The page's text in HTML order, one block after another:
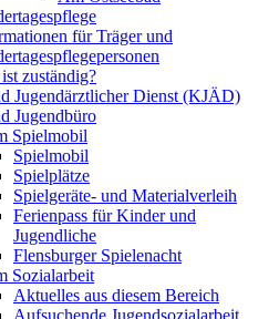
für Träger und
zuständig?
Jugendärztlicher Dienst (KJÄD)
Jugendbüro
Spielmobil
Spielmobil
Spielplätze
Spielgeräte- und Materialverleih
Ferienpass für Kinder und
Jugendliche
Flensburger Spielenacht
Sozialarbeit
Aktuelles aus diesem Bereich
Aufsuchende Jugendsozialarbeit